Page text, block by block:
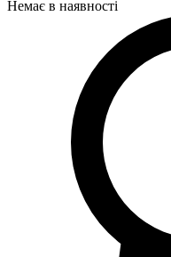
Немає в наявності